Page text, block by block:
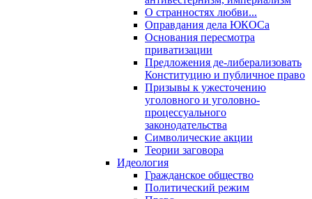
О странностях любви...
Оправдания дела ЮКОСа
Основания пересмотра
приватизации
Предложения де-либерализовать
Конституцию и публичное право
Призывы к ужесточению
уголовного и уголовно-
процессуального
законодательства
Символические акции
Теории заговора
Идеология
Гражданское общество
Политический режим